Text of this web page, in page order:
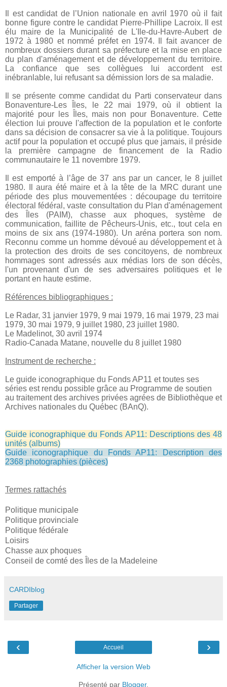
Il est candidat de l’Union nationale en avril 1970 où il fait
bonne figure contre le candidat Pierre-Phillipe Lacroix.
Il est
élu maire de la Municipalité de L'Ile-du-Havre-Aubert de
1972 à 1980 et nommé préfet en 1974. Il fait avancer de
nombreux dossiers durant sa préfecture et la mise en place
du plan d'aménagement et de développement du territoire.
La confiance que ses collègues lui accordent est
inébranlable, lui refusant sa démission lors de sa maladie.
Il se présente comme candidat du Parti conservateur dans
Bonaventure-Les Îles, le 22 mai 1979, où il obtient la
majorité pour les Îles, mais non pour Bonaventure. Cette
élection lui prouve l'affection de la population et le conforte
dans sa décision de consacrer sa vie à la politique. Toujours
actif pour la population et occupé plus que jamais, il préside
la première campagne de financement de la Radio
communautaire le 11 novembre 1979.
Il est emporté à l’âge de 37 ans par un cancer, le 8 juillet
1980. Il aura été maire et à la tête de la MRC durant une
période des plus mouvementées : découpage du territoire
électoral fédéral, vaste consultation du Plan d'aménagement
des Îles (PAIM), chasse aux phoques, système de
communication, faillite de Pêcheurs-Unis, etc., tout cela en
moins de six ans (1974-1980). Un aréna portera son nom.
Reconnu comme un homme dévoué au développement et à
la protection des droits de ses concitoyens, de nombreux
hommages sont adressés aux médias lors de son décès,
l'un provenant d'un de ses adversaires politiques et le
portant en haute estime.
Références bibliographiques :
Le Radar, 31 janvier 1979, 9 mai 1979, 16 mai 1979, 23 mai
1979, 30 mai 1979, 9 juillet 1980, 23 juillet 1980.
Le Madelinot, 30 avril 1974
Radio-Canada Matane, nouvelle du 8 juillet 1980
Instrument de recherche :
Le guide iconographique du Fonds AP11 et toutes ses
séries est rendu possible grâce au Programme de soutien
au traitement des archives privées agrées de Bibliothèque et
Archives nationales du Québec (BAnQ).
Guide iconographique du Fonds AP11: Descriptions des 48
unités (albums)
Guide iconographique du Fonds AP11: Description des
2368 photographies (pièces)
Termes rattachés
Politique municipale
Politique provinciale
Politique fédérale
Loisirs
Chasse aux phoques
Conseil de comté des Îles de la Madeleine
CARDIblog
Partager
‹ ›
Accueil
Afficher la version Web
Présenté par Blogger.